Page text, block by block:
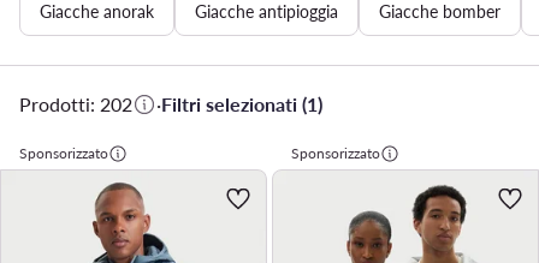
Giacche anorak Giacche antipioggia Giacche bomber
Prodotti: 202 ·Filtri selezionati (1)
Sponsorizzato Sponsorizzato